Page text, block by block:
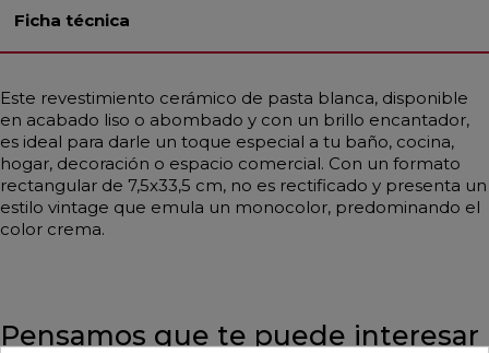
Ficha técnica
Este revestimiento cerámico de pasta blanca, disponible
en acabado liso o abombado y con un brillo encantador,
es ideal para darle un toque especial a tu baño, cocina,
hogar, decoración o espacio comercial. Con un formato
rectangular de 7,5x33,5 cm, no es rectificado y presenta un
estilo vintage que emula un monocolor, predominando el
color crema.
Pensamos que te puede interesar